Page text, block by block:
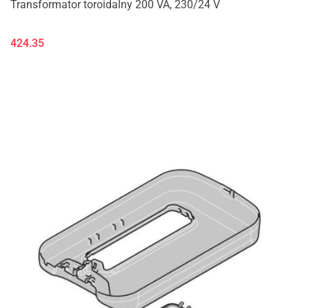
Transformator toroidalny 200 VA, 230/24 V
424.35